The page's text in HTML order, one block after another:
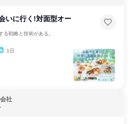
いに行く!対面型オー
る戦略と技術がある。
1日
社